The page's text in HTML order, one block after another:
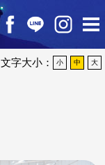
文字大小： 小 中 大